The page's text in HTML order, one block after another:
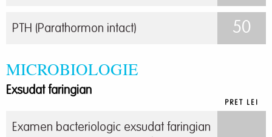
PTH (Parathormon intact) 50
MICROBIOLOGIE
Exsudat faringian
PRET LEI
Examen bacteriologic exsudat faringian